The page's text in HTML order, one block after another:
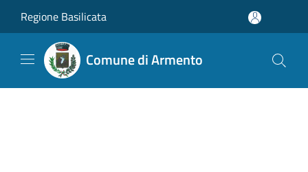
Regione Basilicata
Comune di Armento